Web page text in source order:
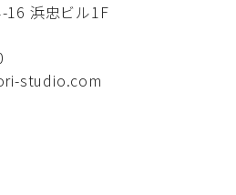
16 浜忠ビル1F
studio.com